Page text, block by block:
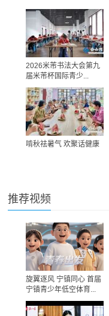
2026米芾书法大会第九
届米芾杯国际青少...
啃秋祛暑气 欢聚话健康
推荐视频
旋翼逐风 宁镇同心 首届
宁镇青少年低空体育...